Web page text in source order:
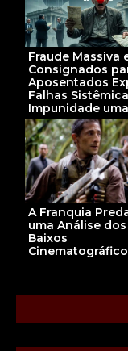
Fraude Massiva
Consignados
Aposentados
Falhas
Impunidade uma
A Franquia
uma Análise
Baixos